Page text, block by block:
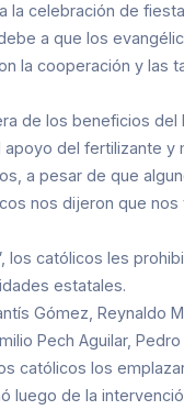
celebración de
a que los
la cooperación y las
de los beneficios del
del fertilizante
a pesar de que
nos dijeron que
católicos les
estatales.
Gómez, Reynaldo
Pech Aguilar,
católicos los
luego de la